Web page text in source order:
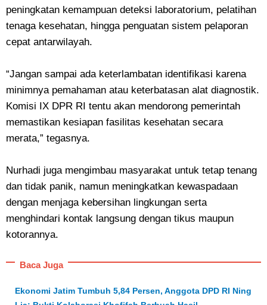
peningkatan kemampuan deteksi laboratorium, pelatihan
tenaga kesehatan, hingga penguatan sistem pelaporan
cepat antarwilayah.
“Jangan sampai ada keterlambatan identifikasi karena
minimnya pemahaman atau keterbatasan alat diagnostik.
Komisi IX DPR RI tentu akan mendorong pemerintah
memastikan kesiapan fasilitas kesehatan secara
merata,” tegasnya.
Nurhadi juga mengimbau masyarakat untuk tetap tenang
dan tidak panik, namun meningkatkan kewaspadaan
dengan menjaga kebersihan lingkungan serta
menghindari kontak langsung dengan tikus maupun
kotorannya.
Baca Juga
Ekonomi Jatim Tumbuh 5,84 Persen, Anggota DPD RI Ning